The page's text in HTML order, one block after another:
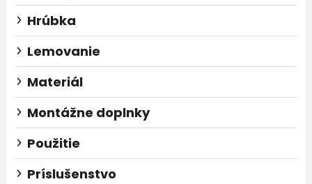
Hrúbka
Lemovanie
Materiál
Montážne doplnky
Použitie
Príslušenstvo